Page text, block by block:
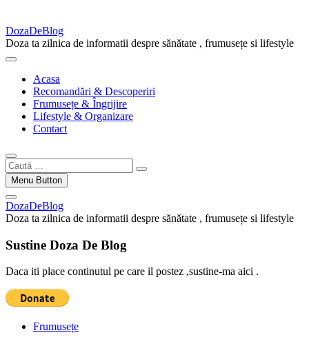
DozaDeBlog
Doza ta zilnica de informatii despre sănătate , frumusețe si lifestyle
Acasa
Recomandări & Descoperiri
Frumusețe & Îngrijire
Lifestyle & Organizare
Contact
Caută
…Menu Button
DozaDeBlog
Doza ta zilnica de informatii despre sănătate , frumusețe si lifestyle
Sustine Doza De Blog
Daca iti place continutul pe care il postez ,sustine-ma aici .
Frumusețe